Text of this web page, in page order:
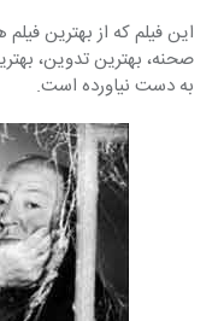
این فیلم که از بهترین
صحنه، بهترین تدوین،
به دست نیاورده است.